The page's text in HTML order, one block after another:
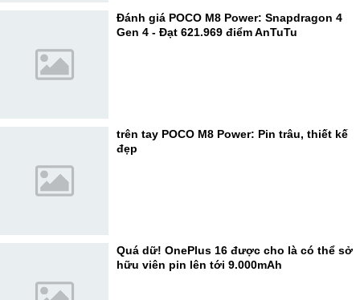
Đánh giá POCO M8 Power: Snapdragon 4
Gen 4 - Đạt 621.969 điểm AnTuTu
trên tay POCO M8 Power: Pin trâu, thiết kế
đẹp
Quá dữ! OnePlus 16 được cho là có thể sở
hữu viên pin lên tới 9.000mAh